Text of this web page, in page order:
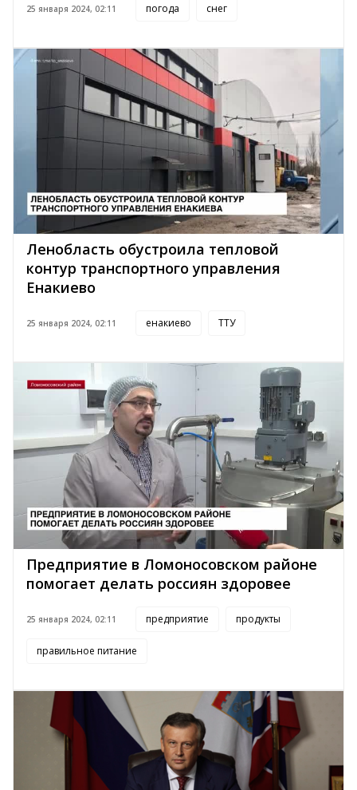
25 января 2024, 02:11 погода снег
Ленобласть обустроила тепловой
контур транспортного управления
Енакиево
25 января 2024, 02:11 енакиево ТТУ
Предприятие в Ломоносовском районе
помогает делать россиян здоровее
25 января 2024, 02:11 предприятие продукты
правильное питание